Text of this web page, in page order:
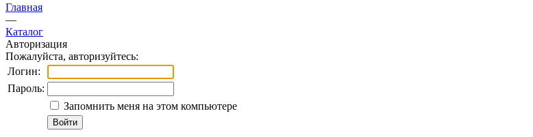
Главная
—
Каталог
Авторизация
Пожалуйста, авторизуйтесь:
Логин:
Пароль:
Запомнить меня на этом компьютере